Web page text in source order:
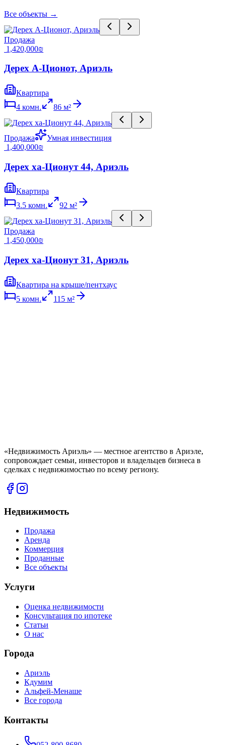
Все объекты →
Продажа
‏1,420,000 ‏₪
Дерех А-Ционот, Ариэль
Квартира
4 комн. 86 м²
Продажа
Умная инвестиция
‏1,400,000 ‏₪
Дерех ха-Ционут 44, Ариэль
Квартира
3.5 комн. 92 м²
Продажа
‏1,450,000 ‏₪
Дерех ха-Ционут 31, Ариэль
Квартира на крыше/пентхаус
5 комн. 115 м²
«Недвижимость Ариэль» — местное агентство в Ариэле,
сопровождает семьи, инвесторов и владельцев бизнеса в
сделках с недвижимостью по всему региону.
Недвижимость
Продажа
Аренда
Коммерция
Проданные
Все объекты
Услуги
Оценка недвижимости
Консультация по ипотеке
Статьи
О нас
Города
Ариэль
Кдумим
Альфей-Менаше
Все города
Контакты